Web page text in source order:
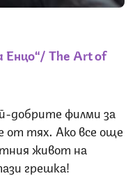
Енцо“/ The Art of
добрите филми за
от тях. Ако все още
живот на
грешка!